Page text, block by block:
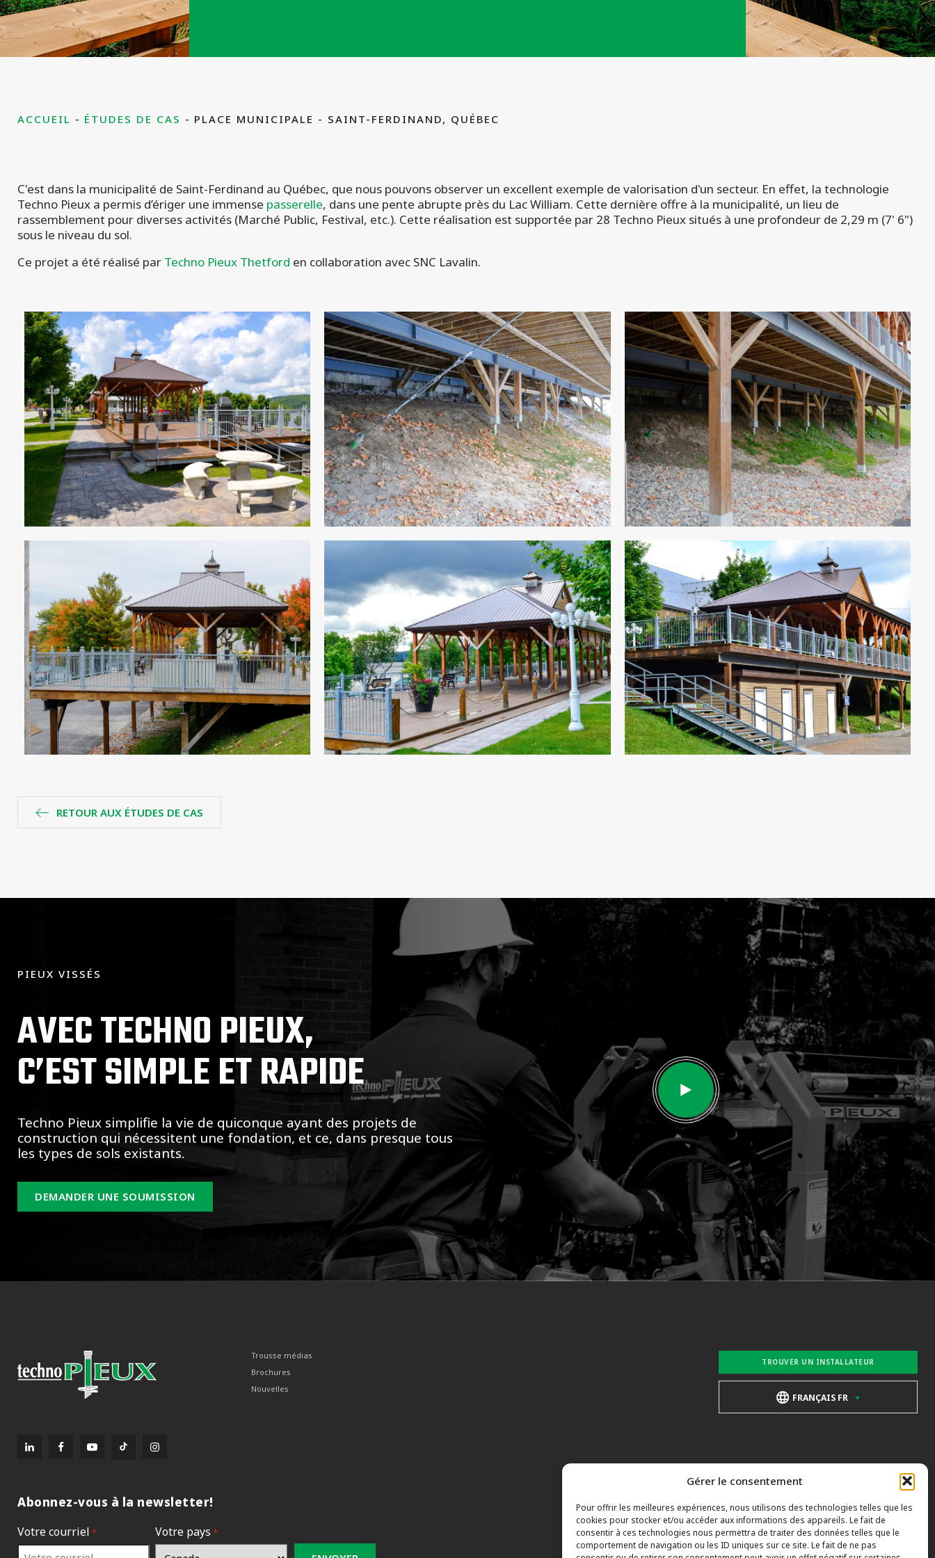
Gérer le consentement
Pour offrir les meilleures expériences, nous utilisons des technologies telles que les
cookies pour stocker et/ou accéder aux informations des appareils. Le fait de
consentir à ces technologies nous permettra de traiter des données telles que le
comportement de navigation ou les ID uniques sur ce site. Le fait de ne pas
ACCUEIL ÉTUDES DE CAS PLACE MUNICIPALE - SAINT-FERDINAND, QUÉBEC
C'est dans la municipalité de Saint-Ferdinand au Québec, que nous pouvons observer un excellent exemple de valorisation d'un secteur. En effet, la technologie
Techno Pieux a permis d’ériger une immense passerelle, dans une pente abrupte près du Lac William. Cette dernière offre à la municipalité, un lieu de
rassemblement pour diverses activités (Marché Public, Festival, etc.). Cette réalisation est supportée par 28 Techno Pieux situés à une profondeur de 2,29 m (7' 6")
sous le niveau du sol.
Ce projet a été réalisé par Techno Pieux Thetford en collaboration avec SNC Lavalin.
RETOUR AUX ÉTUDES DE CAS
PIEUX VISSÉS
AVEC TECHNO PIEUX,
C’EST SIMPLE ET RAPIDE
Techno Pieux simplifie la vie de quiconque ayant des projets de
construction qui nécessitent une fondation, et ce, dans presque tous
les types de sols existants.
DEMANDER UNE SOUMISSION
Trousse médias
Brochures
Nouvelles
TROUVER UN INSTALLATEUR
FRANÇAIS FR
Abonnez-vous à la newsletter!
Votre courriel * Votre pays *